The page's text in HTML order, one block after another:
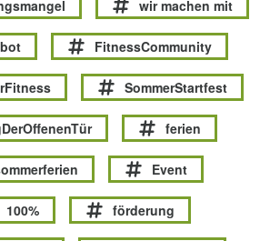
wir machen mit
FitnessCommunity
SommerStartfest
ferien
Event
100% förderung